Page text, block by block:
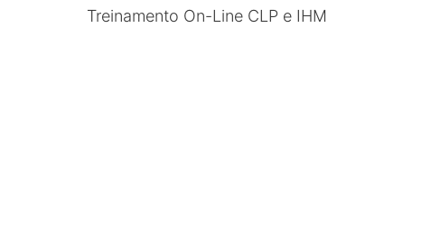
Treinamento On-Line CLP e IHM